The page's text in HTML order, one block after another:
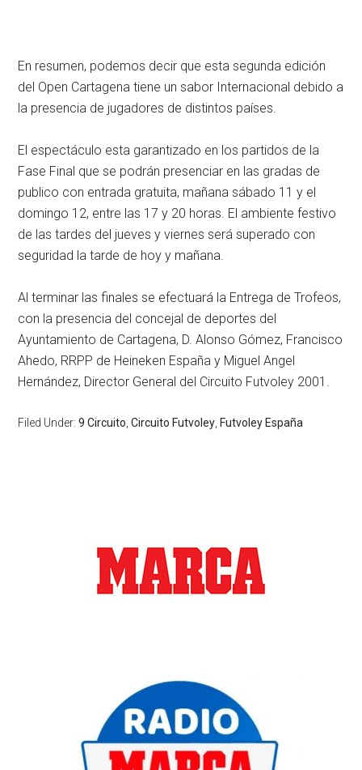
En resumen, podemos decir que esta segunda edición
del Open Cartagena tiene un sabor Internacional debido a
la presencia de jugadores de distintos países.
El espectáculo esta garantizado en los partidos de la
Fase Final que se podrán presenciar en las gradas de
publico con entrada gratuita, mañana sábado 11 y el
domingo 12, entre las 17 y 20 horas. El ambiente festivo
de las tardes del jueves y viernes será superado con
seguridad la tarde de hoy y mañana.
Al terminar las finales se efectuará la Entrega de Trofeos,
con la presencia del concejal de deportes del
Ayuntamiento de Cartagena, D. Alonso Gómez, Francisco
Ahedo, RRPP de Heineken España y Miguel Angel
Hernández, Director General del Circuito Futvoley 2001.
Filed Under:9 Circuito ,Circuito Futvoley Futvoley España